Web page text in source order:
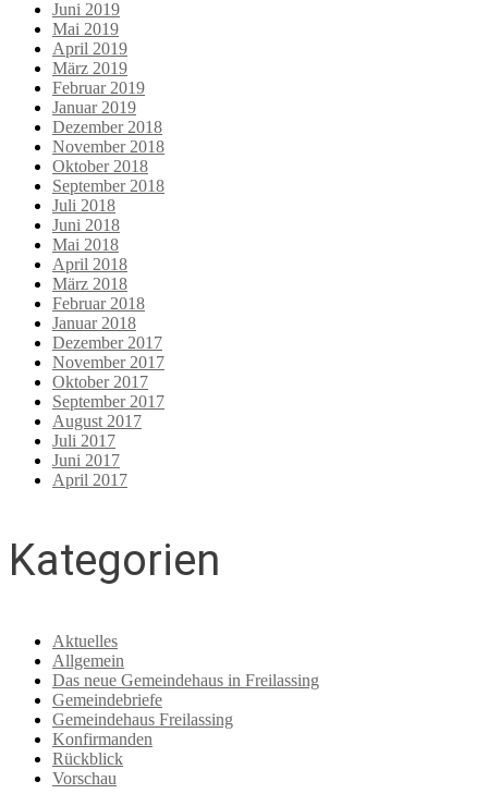
Juni 2019
Mai 2019
April 2019
März 2019
Februar 2019
Januar 2019
Dezember 2018
November 2018
Oktober 2018
September 2018
Juli 2018
Juni 2018
Mai 2018
April 2018
März 2018
Februar 2018
Januar 2018
Dezember 2017
November 2017
Oktober 2017
September 2017
August 2017
Juli 2017
Juni 2017
April 2017
Kategorien
Aktuelles
Allgemein
Das neue Gemeindehaus in Freilassing
Gemeindebriefe
Gemeindehaus Freilassing
Konfirmanden
Rückblick
Vorschau